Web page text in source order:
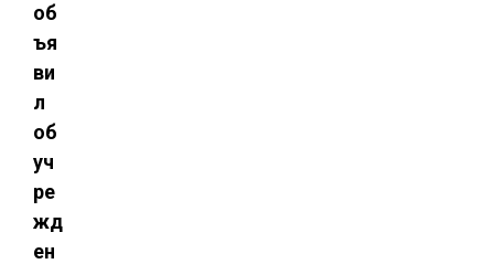
об
ъя
ви
л
об
уч
ре
жд
ен